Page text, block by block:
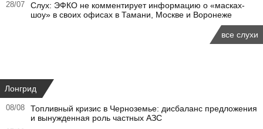
28/07
Слух: ЭФКО не комментирует информацию о «масках-
шоу» в своих офисах в Тамани, Москве и Воронеже
все слухи
Лонгрид
08/08
Топливный кризис в Черноземье: дисбаланс предложения
и вынужденная роль частных АЗС